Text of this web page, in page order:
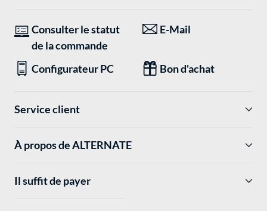
Consulter le statut
de la commande
E-Mail
Configurateur PC Bon d'achat
Service client
À propos de ALTERNATE
Il suffit de payer